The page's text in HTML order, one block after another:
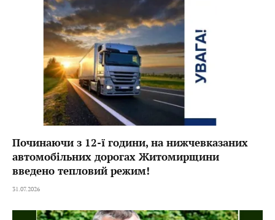
Починаючи з 12-ї години, на нижчевказаних
автомобільних дорогах Житомирщини
введено тепловий режим!
31.07.2026